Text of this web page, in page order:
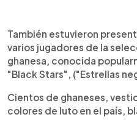
También estuvieron
varios jugadores de la
ghanesa, conocida
"Black Stars", ("Estrellas
Cientos de ghaneses,
colores de luto en el país,